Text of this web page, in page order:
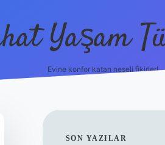
Yaşam
Evine konfor katan neşeli fikirler!
SON YAZILAR